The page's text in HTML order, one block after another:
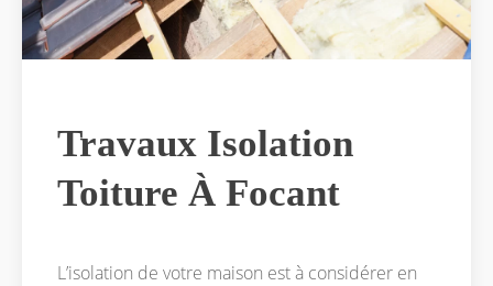
Travaux Isolation
Toiture À Focant
L’isolation de votre maison est à considérer en